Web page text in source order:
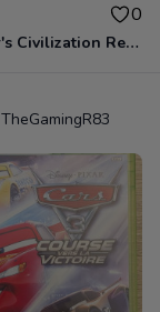
0
Sid Meier's Civilization Revolution Xbox 360
TheGamingR83